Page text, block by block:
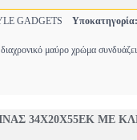
GADGETS Υποκατηγορία:
μαύρο χρώμα
34Χ20Χ55ΕΚ ΜΕ